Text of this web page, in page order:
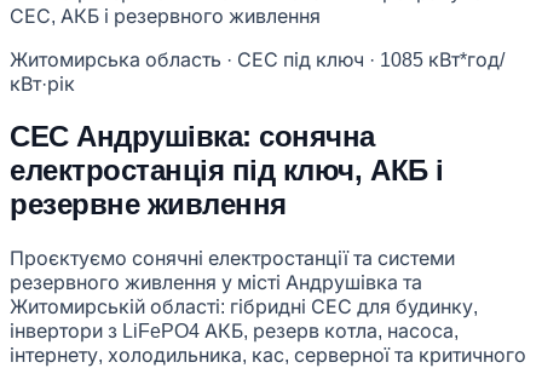
Житомирська область · СЕС під ключ · 1085 кВт*год/
кВт·рік
СЕС Андрушівка: сонячна
електростанція під ключ, АКБ і
резервне живлення
Проєктуємо сонячні електростанції та системи
резервного живлення у місті Андрушівка та
Житомирській області: гібридні СЕС для будинку,
інвертори з LiFePO4 АКБ, резерв котла, насоса,
інтернету, холодильника, кас, серверної та критичного